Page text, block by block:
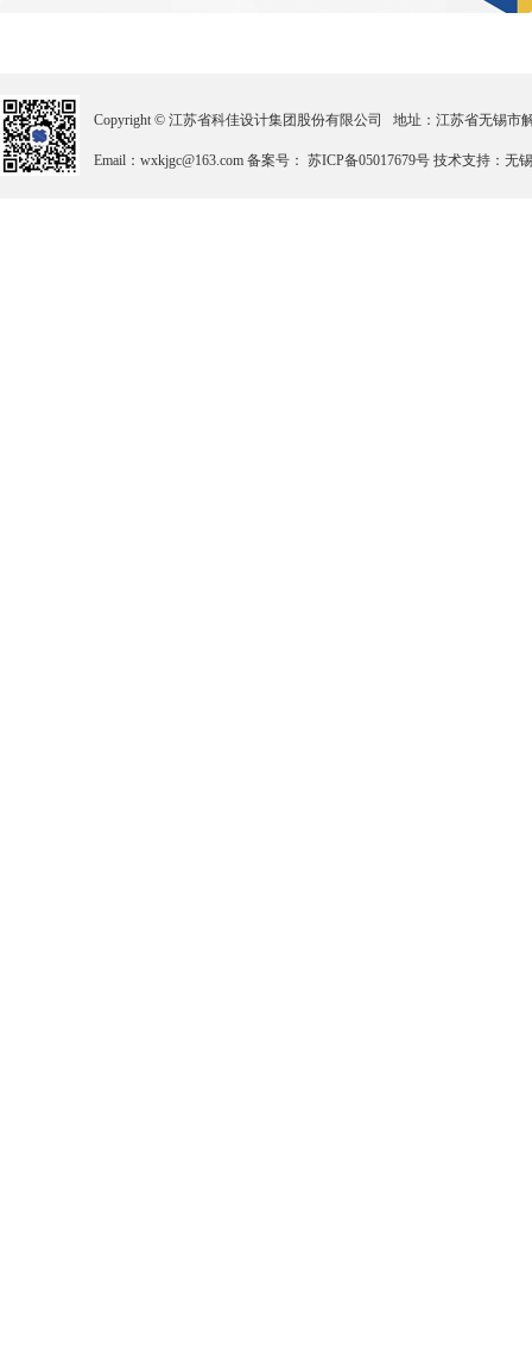
Copyright © 江苏省科佳设计集团股份有限公司 地址：江苏省无锡市
Email：wxkjgc@163.com 备案号： 苏ICP备05017679号 技术支持：无